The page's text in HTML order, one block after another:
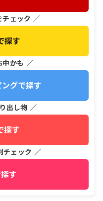
チェック ／
探す
中かも ／
グで探す
出し物 ／
探す
チェック ／
す